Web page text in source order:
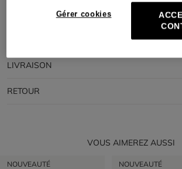
COMPOSITION
LIVRAISON
RETOUR
VOUS AIMEREZ AUSSI
NOUVEAUTÉ NOUVEAUTÉ
Gérer cookies